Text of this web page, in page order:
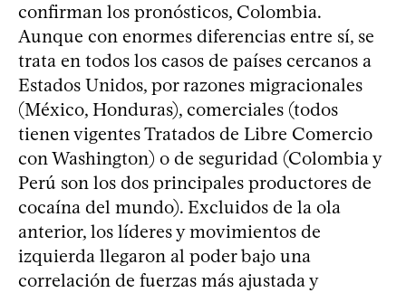
confirman los pronósticos, Colombia.
Aunque con enormes diferencias entre sí, se
trata en todos los casos de países cercanos a
Estados Unidos, por razones migracionales
(México, Honduras), comerciales (todos
tienen vigentes Tratados de Libre Comercio
con Washington) o de seguridad (Colombia y
Perú son los dos principales productores de
cocaína del mundo). Excluidos de la ola
anterior, los líderes y movimientos de
izquierda llegaron al poder bajo una
correlación de fuerzas más ajustada y